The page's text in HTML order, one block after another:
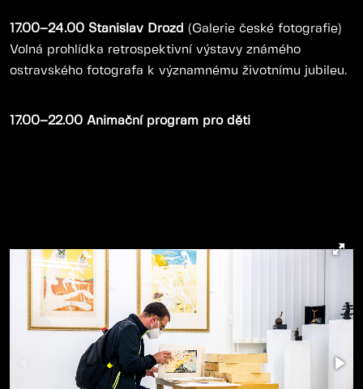
17.00–24.00 Stanislav Drozd (Galerie české fotografie)
Volná prohlídka retrospektivní výstavy známého
ostravského fotografa k významnému životnímu jubileu.
17.00–22.00 Animační program pro děti